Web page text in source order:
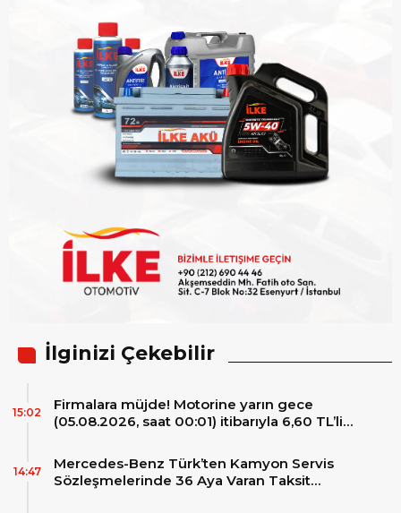
İlginizi Çekebilir
Firmalara müjde! Motorine yarın gece
(05.08.2026, saat 00:01) itibarıyla 6,60 TL’lik
15:02
Mercedes-Benz Türk’ten Kamyon Servis
Sözleşmelerinde 36 Aya Varan Taksit
14:47